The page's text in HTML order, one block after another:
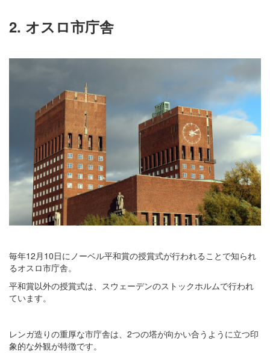
2. オスロ市庁舎
毎年12月10日にノーベル平和賞の授賞式が行われることで知られ
るオスロ市庁舎。
平和賞以外の授賞式は、スウェーデンのストックホルムで行われ
ています。
レンガ造りの重厚な市庁舎は、2つの塔が向かい合うように立つ印
象的な外観が特徴です。